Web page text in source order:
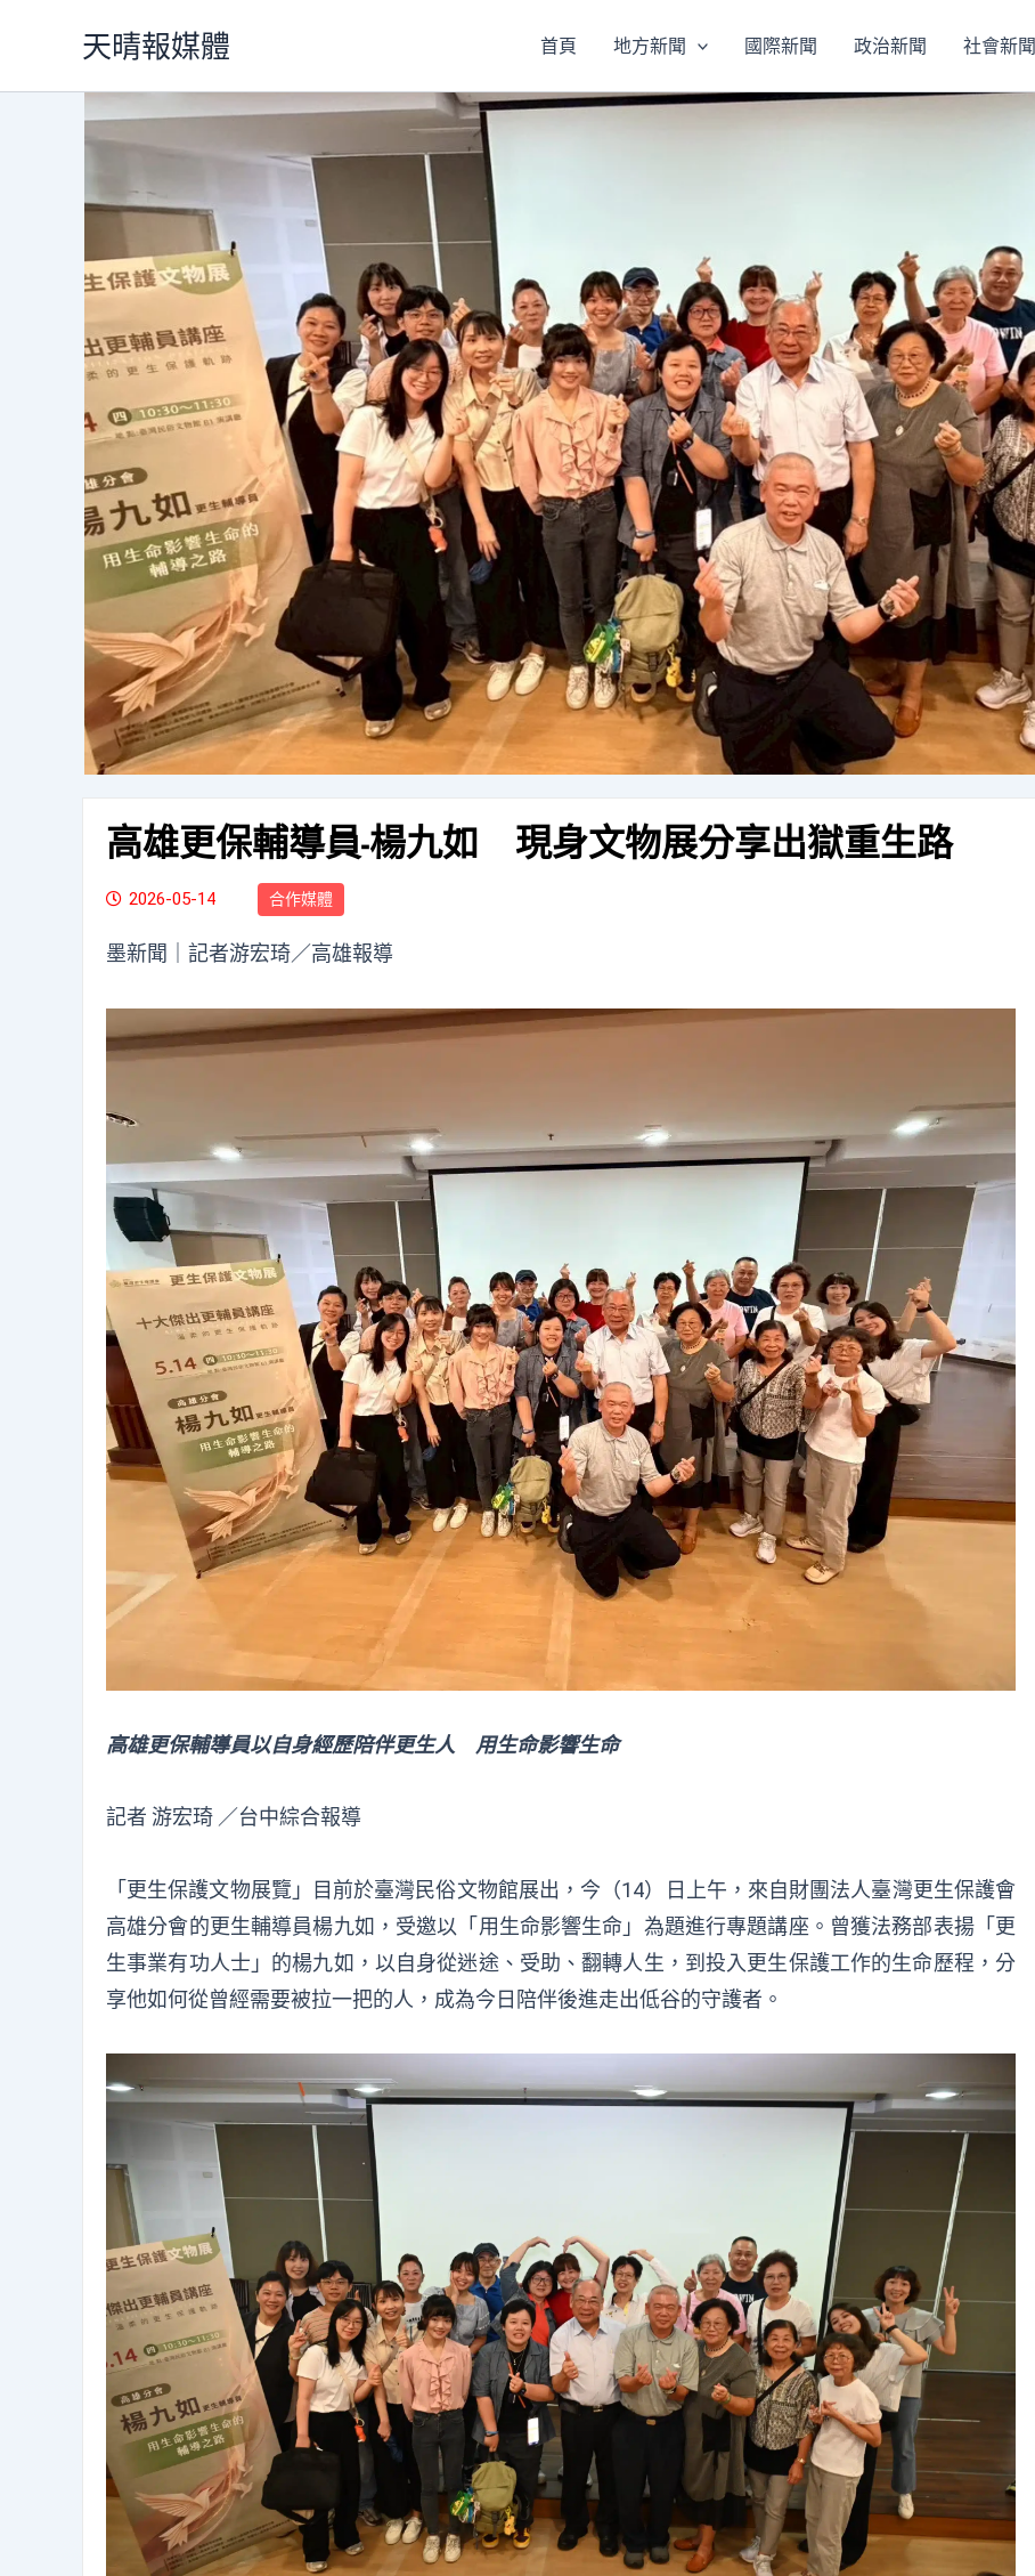
天晴報媒體 首頁 地方新聞 國際新聞 政治新聞 社會新聞
高雄更保輔導員-楊九如 現身文物展分享出獄重生路
2026-05-14 合作媒體
墨新聞 ｜記者游宏琦／高雄報導
高雄更保輔導員以自身經歷陪伴更生人 用生命影響生命
記者 游宏琦 ／台中綜合報導
「更生保護文物展覽」目前於臺灣民俗文物館展出，今（14）日上午，來自財團法人臺灣更生保護會
高雄分會的更生輔導員楊九如，受邀以「用生命影響生命」為題進行專題講座。曾獲法務部表揚「更
生事業有功人士」的楊九如，以自身從迷途、受助、翻轉人生，到投入更生保護工作的生命歷程，分
享他如何從曾經需要被拉一把的人，成為今日陪伴後進走出低谷的守護者。